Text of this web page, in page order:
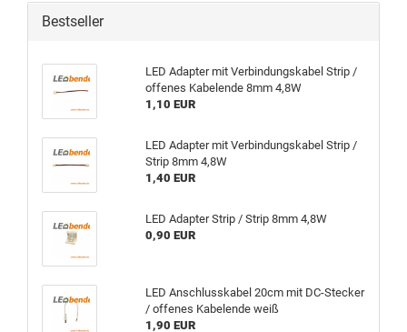
Bestseller
LED Adapter mit Verbindungskabel Strip /
offenes Kabelende 8mm 4,8W
1,10 EUR
LED Adapter mit Verbindungskabel Strip /
Strip 8mm 4,8W
1,40 EUR
LED Adapter Strip / Strip 8mm 4,8W
0,90 EUR
LED Anschlusskabel 20cm mit DC-Stecker
/ offenes Kabelende weiß
1,90 EUR